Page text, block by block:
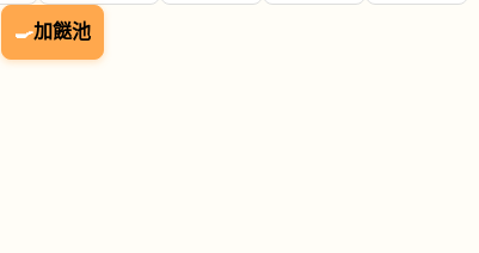
🍳加餸池